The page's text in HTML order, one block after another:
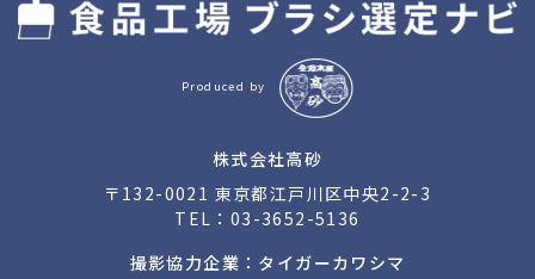
Produced by
株式会社高砂
〒132-0021 東京都江戸川区中央2-2-3
TEL： 03-3652-5136
撮影協力企業：タイガーカワシマ